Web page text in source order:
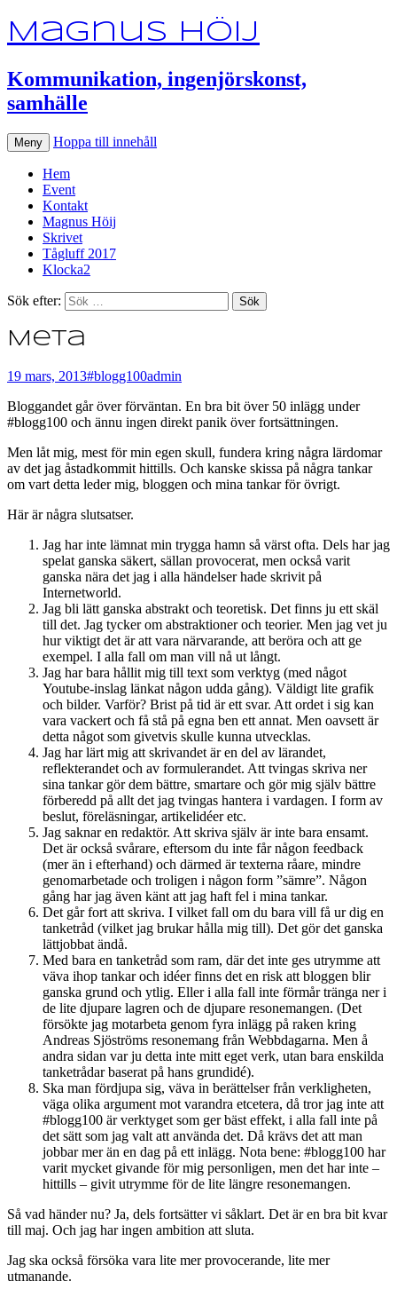
Magnus Höij
Kommunikation, ingenjörskonst,
samhälle
Meny Hoppa till innehåll
Hem
Event
Kontakt
Magnus Höij
Skrivet
Tågluff 2017
Klocka2
Sök efter:
Meta
19 mars, 2013#blogg100admin
Bloggandet går över förväntan. En bra bit över 50 inlägg under
#blogg100 och ännu ingen direkt panik över fortsättningen.
Men låt mig, mest för min egen skull, fundera kring några lärdomar
av det jag åstadkommit hittills. Och kanske skissa på några tankar
om vart detta leder mig, bloggen och mina tankar för övrigt.
Här är några slutsatser.
Jag har inte lämnat min trygga hamn så värst ofta. Dels har jag
spelat ganska säkert, sällan provocerat, men också varit
ganska nära det jag i alla händelser hade skrivit på
Internetworld.
Jag bli lätt ganska abstrakt och teoretisk. Det finns ju ett skäl
till det. Jag tycker om abstraktioner och teorier. Men jag vet ju
hur viktigt det är att vara närvarande, att beröra och att ge
exempel. I alla fall om man vill nå ut långt.
Jag har bara hållit mig till text som verktyg (med något
Youtube-inslag länkat någon udda gång). Väldigt lite grafik
och bilder. Varför? Brist på tid är ett svar. Att ordet i sig kan
vara vackert och få stå på egna ben ett annat. Men oavsett är
detta något som givetvis skulle kunna utvecklas.
Jag har lärt mig att skrivandet är en del av lärandet,
reflekterandet och av formulerandet. Att tvingas skriva ner
sina tankar gör dem bättre, smartare och gör mig själv bättre
förberedd på allt det jag tvingas hantera i vardagen. I form av
beslut, föreläsningar, artikelidéer etc.
Jag saknar en redaktör. Att skriva själv är inte bara ensamt.
Det är också svårare, eftersom du inte får någon feedback
(mer än i efterhand) och därmed är texterna råare, mindre
genomarbetade och troligen i någon form ”sämre”. Någon
gång har jag även känt att jag haft fel i mina tankar.
Det går fort att skriva. I vilket fall om du bara vill få ur dig en
tanketråd (vilket jag brukar hålla mig till). Det gör det ganska
lättjobbat ändå.
Med bara en tanketråd som ram, där det inte ges utrymme att
väva ihop tankar och idéer finns det en risk att bloggen blir
ganska grund och ytlig. Eller i alla fall inte förmår tränga ner i
de lite djupare lagren och de djupare resonemangen. (Det
försökte jag motarbeta genom fyra inlägg på raken kring
Andreas Sjöströms resonemang från Webbdagarna. Men å
andra sidan var ju detta inte mitt eget verk, utan bara enskilda
tanketrådar baserat på hans grundidé).
Ska man fördjupa sig, väva in berättelser från verkligheten,
väga olika argument mot varandra etcetera, då tror jag inte att
#blogg100 är verktyget som ger bäst effekt, i alla fall inte på
det sätt som jag valt att använda det. Då krävs det att man
jobbar mer än en dag på ett inlägg. Nota bene: #blogg100 har
varit mycket givande för mig personligen, men det har inte –
hittills – givit utrymme för de lite längre resonemangen.
Så vad händer nu? Ja, dels fortsätter vi såklart. Det är en bra bit kvar
till maj. Och jag har ingen ambition att sluta.
Jag ska också försöka vara lite mer provocerande, lite mer
utmanande.